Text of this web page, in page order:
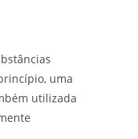
uma
utilizada